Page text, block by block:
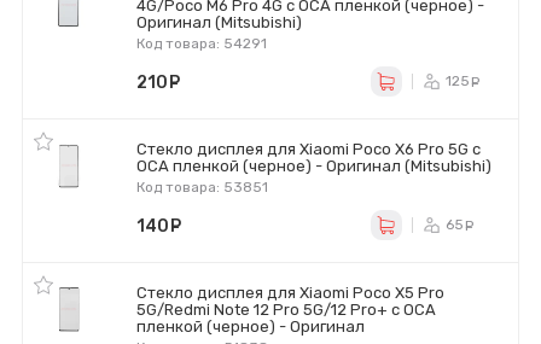
4G/Poco M6 Pro 4G с OCA пленкой (черное) -
Оригинал (Mitsubishi)
Код товара: 54291
210 125
Стекло дисплея для Xiaomi Poco X6 Pro 5G с
OCA пленкой (черное) - Оригинал (Mitsubishi)
Код товара: 53851
140 65
Стекло дисплея для Xiaomi Poco X5 Pro
5G/Redmi Note 12 Pro 5G/12 Pro+ с OCA
пленкой (черное) - Оригинал